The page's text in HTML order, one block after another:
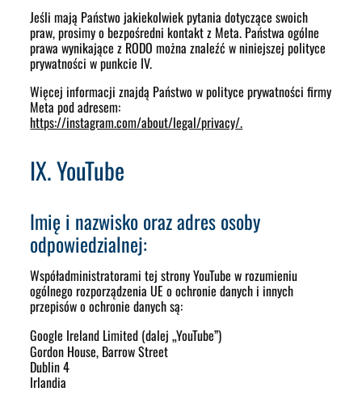
Jeśli mają Państwo jakiekolwiek pytania dotyczące swoich
praw, prosimy o bezpośredni kontakt z Meta. Państwa ogólne
prawa wynikające z RODO można znaleźć w niniejszej polityce
prywatności w punkcie IV.
Więcej informacji znajdą Państwo w polityce prywatności firmy
Meta pod adresem:
https://instagram.com/about/legal/privacy/.
IX. YouTube
Imię i nazwisko oraz adres osoby
odpowiedzialnej:
Współadministratorami tej strony YouTube w rozumieniu
ogólnego rozporządzenia UE o ochronie danych i innych
przepisów o ochronie danych są:
Google Ireland Limited (dalej „YouTube”)
Gordon House, Barrow Street
Dublin 4
Irlandia